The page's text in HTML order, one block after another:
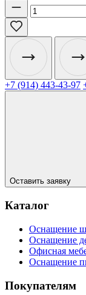
+7 (914) 443-43-97
Оставить заявку
Каталог
Оснащение
Оснащение
Офисная
Оснащение
Покупателям